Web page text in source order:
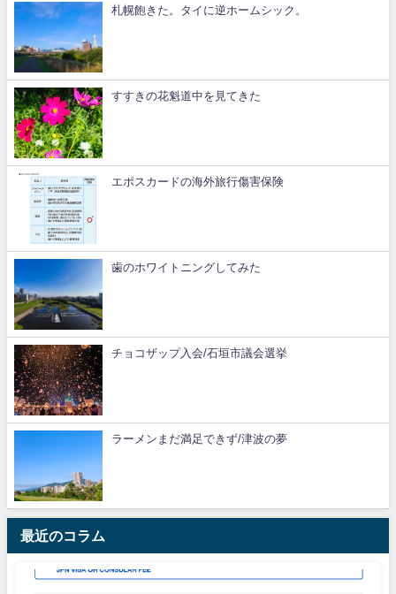
札幌飽きた。タイに逆ホームシック。
すすきの花魁道中を見てきた
エポスカードの海外旅行傷害保険
歯のホワイトニングしてみた
チョコザップ入会/石垣市議会選挙
ラーメンまだ満足できず/津波の夢
最近のコラム